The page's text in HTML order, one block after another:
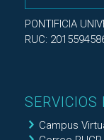
PONTIFICIA
RUC:
SERVICIOS
Campus